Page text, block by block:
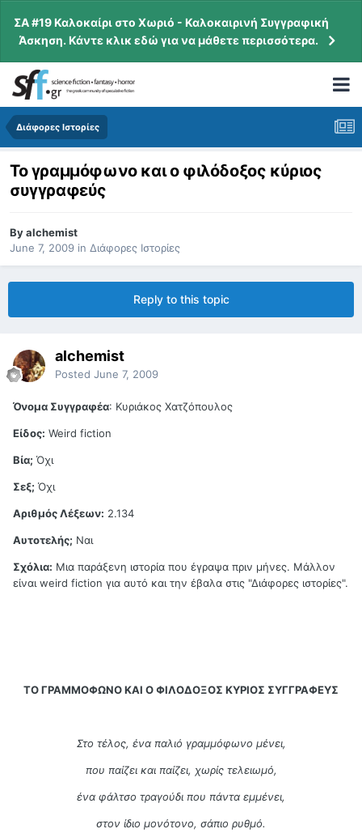
ΣΑ #19 Καλοκαίρι στο Χωριό - Καλοκαιρινή Συγγραφική
Άσκηση. Κάντε κλικ εδώ για να μάθετε περισσότερα.
Διάφορες Ιστορίες
Το γραμμόφωνο και ο φιλόδοξος κύριος
συγγραφεύς
Byalchemist
June 7, 2009 in Διάφορες Ιστορίες
Reply to this topic
alchemist
Posted June 7, 2009
Όνομα Συγγραφέα: Κυριάκος Χατζόπουλος
Είδος: Weird fiction
Βία; Όχι
Σεξ; Όχι
Αριθμός Λέξεων: 2.134
Αυτοτελής; Ναι
Σχόλια: Μια παράξενη ιστορία που έγραψα πριν μήνες. Μάλλον
είναι weird fiction για αυτό και την έβαλα στις "Διάφορες ιστορίες".
ΤΟ ΓΡΑΜΜΟΦΩΝΟ ΚΑΙ Ο ΦΙΛΟΔΟΞΟΣ ΚΥΡΙΟΣ ΣΥΓΓΡΑΦΕΥΣ
Στο τέλος, ένα παλιό γραμμόφωνο μένει,
που παίζει και παίζει, χωρίς τελειωμό,
ένα φάλτσο τραγούδι που πάντα εμμένει,
στον ίδιο μονότονο, σάπιο ρυθμό.